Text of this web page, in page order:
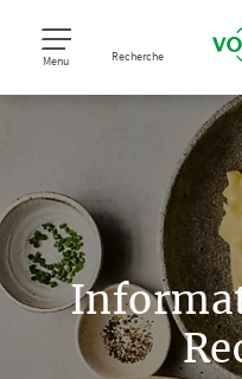
Menu Recherche